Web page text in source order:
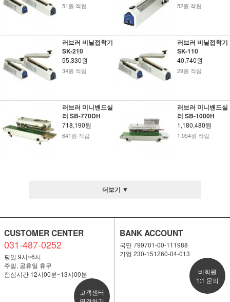
51원 적립 52원 적립
러브러 비닐접착기
SK-210
55,330원
34원 적립
러브러 비닐접착기
SK-110
40,740원
29원 적립
러브러 미니밴드실
러 SB-770DH
718,190원
641원 적립
러브러 미니밴드실
러 SB-1000H
1,180,480원
1,054원 적립
더보기 ▼
CUSTOMER CENTER
031-487-0252
평일 9시~6시
주말, 공휴일 휴무
점심시간 12시00분~13시00분
고객센터
BANK ACCOUNT
국민 799701-00-111988
기업 230-151260-04-013
비회원
1:1 문의